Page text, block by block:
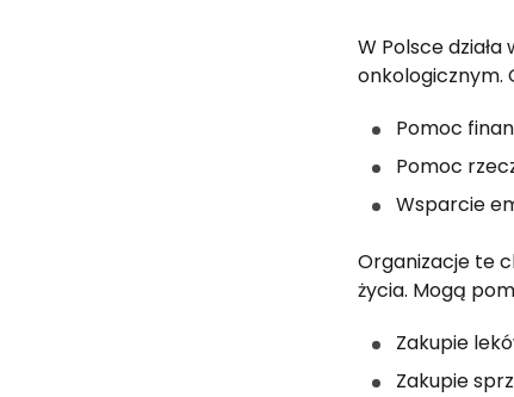
W Polsce
onkologicznym.
Pomoc
Pomoc
Wsparcie
Organizacje te
życia. Mogą
Zakupie
Zakupie